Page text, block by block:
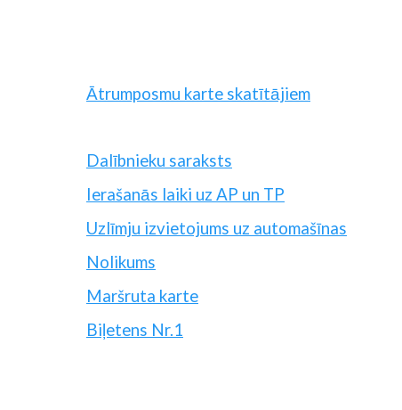
Ātrumposmu karte skatītājiem
Dalībnieku saraksts
Ierašanās laiki uz AP un TP
Uzlīmju izvietojums uz automašīnas
Nolikums
Maršruta karte
Biļetens Nr.1